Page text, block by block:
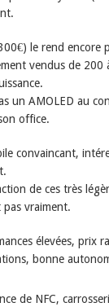
le rend encore
vendus de 200
un AMOLED au
office.
convaincant,
de ces très
pas vraiment.
élevées, prix
bonne
de NFC,